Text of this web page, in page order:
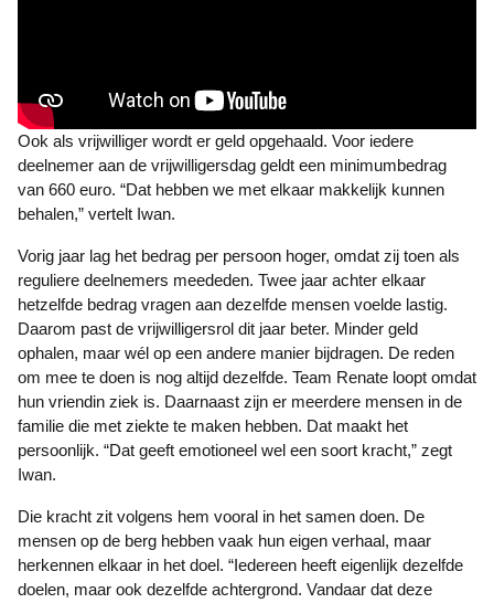
Ook als vrijwilliger wordt er geld opgehaald. Voor iedere
deelnemer aan de vrijwilligersdag geldt een minimumbedrag
van 660 euro. “Dat hebben we met elkaar makkelijk kunnen
behalen,” vertelt Iwan.
Vorig jaar lag het bedrag per persoon hoger, omdat zij toen als
reguliere deelnemers meededen. Twee jaar achter elkaar
hetzelfde bedrag vragen aan dezelfde mensen voelde lastig.
Daarom past de vrijwilligersrol dit jaar beter. Minder geld
ophalen, maar wél op een andere manier bijdragen. De reden
om mee te doen is nog altijd dezelfde. Team Renate loopt omdat
hun vriendin ziek is. Daarnaast zijn er meerdere mensen in de
familie die met ziekte te maken hebben. Dat maakt het
persoonlijk. “Dat geeft emotioneel wel een soort kracht,” zegt
Iwan.
Die kracht zit volgens hem vooral in het samen doen. De
mensen op de berg hebben vaak hun eigen verhaal, maar
herkennen elkaar in het doel. “Iedereen heeft eigenlijk dezelfde
doelen, maar ook dezelfde achtergrond. Vandaar dat deze